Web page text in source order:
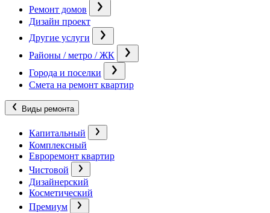
Ремонт домов
Дизайн проект
Другие услуги
Районы / метро / ЖК
Города и поселки
Смета на ремонт квартир
Виды ремонта
Капитальный
Комплексный
Евроремонт квартир
Чистовой
Дизайнерский
Косметический
Премиум